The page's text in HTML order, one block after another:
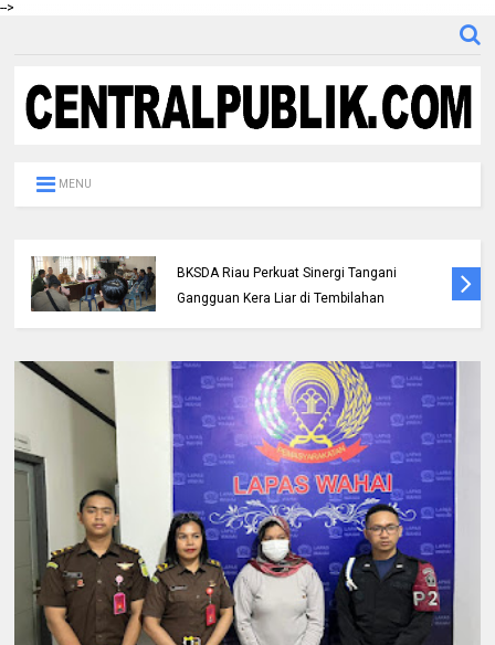
-->
MENU
Desak Polda Riau Beri Perlindungan
terhadap Advokat